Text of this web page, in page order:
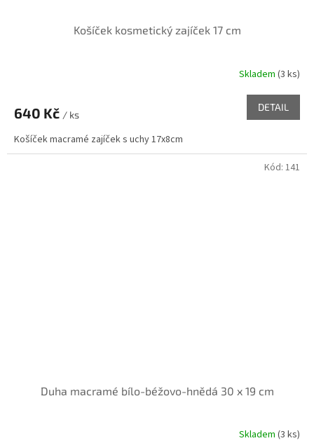
Košíček kosmetický zajíček 17 cm
Skladem (3 ks)
640 Kč / ks
DETAIL
Košíček macramé zajíček s uchy 17x8cm
Duha macramé bílo-béžovo-hnědá 30 x 19 cm
Skladem (3 ks)
Kód: 141